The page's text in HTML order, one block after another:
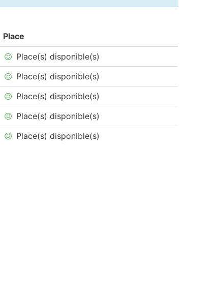
Place
Place(s) disponible(s)
Place(s) disponible(s)
Place(s) disponible(s)
Place(s) disponible(s)
Place(s) disponible(s)